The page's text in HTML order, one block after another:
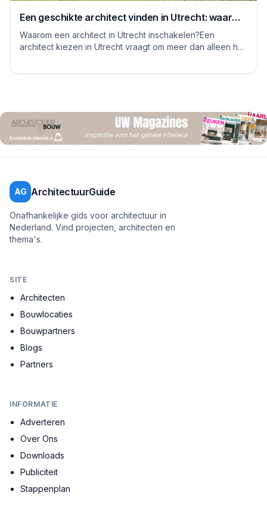
Een geschikte architect vinden in Utrecht: waar
moet je op letten
Waarom een architect in Utrecht inschakelen?Een
architect kiezen in Utrecht vraagt om meer dan alleen het
AG ArchitectuurGuide
Onafhankelijke gids voor architectuur in
Nederland. Vind projecten, architecten en
thema's.
SITE
Architecten
Bouwlocaties
Bouwpartners
Blogs
Partners
INFORMATIE
Adverteren
Over Ons
Downloads
Publiciteit
Stappenplan